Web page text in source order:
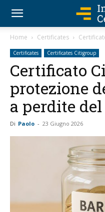
Home Certificates
Certificates Certificates Citigroup
Certificato
protezione
a perdite del
Di Paolo - 23 Giugno 2026